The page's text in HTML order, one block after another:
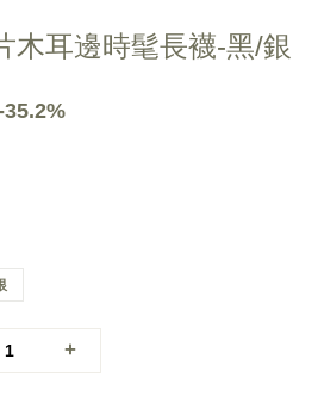
木耳邊時髦長襪-黑/銀
35.2%
+